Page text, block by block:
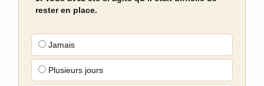
rester en place.
Jamais
Plusieurs jours